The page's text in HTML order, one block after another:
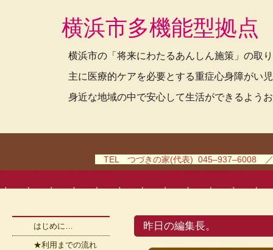
横浜市多機能型拠
横浜市の「将来にわたるあんしん施策」の取
主に医療的ケアを必要とする重症心身障がい
身近な地域の中で安心して生活ができるよう
TEL つづきの家(代表) 045–937–6008
昨日の編集長。
はじめに…
★利用までの流れ